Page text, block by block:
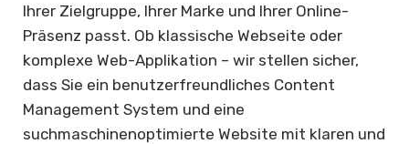
Ihrer Zielgruppe, Ihrer Marke und Ihrer Online-
Präsenz passt. Ob klassische Webseite oder
komplexe Web-Applikation – wir stellen sicher,
dass Sie ein benutzerfreundliches Content
Management System und eine
suchmaschinenoptimierte Website mit klaren und